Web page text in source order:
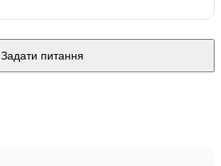
Задати питання